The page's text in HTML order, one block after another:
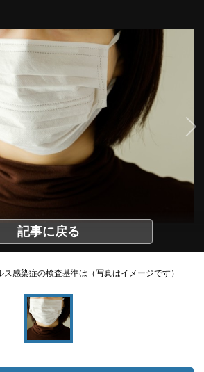
記事に戻る
感染症の検査基準は（写真はイメージです）